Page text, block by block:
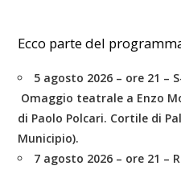
Ecco parte del
5 agosto 2026 – ore 21 –
Omaggio teatrale a Enzo
di Paolo Polcari. Cortile di
Municipio).
7 agosto 2026 – ore 21 –